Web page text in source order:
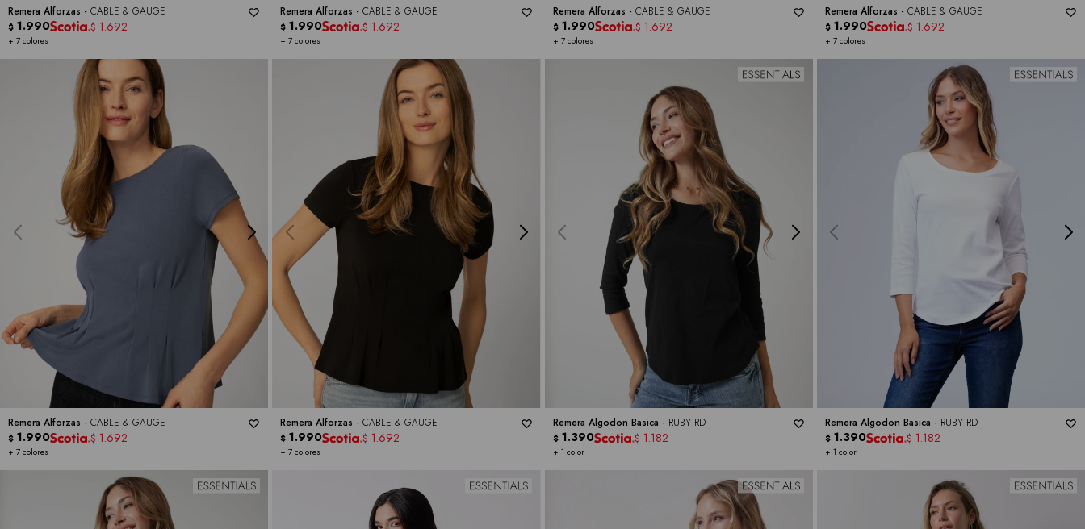
Remera Alforzas - CABLE & GAUGE
+ 7 colores
$ 1.990 $ 1.692
Remera Alforzas -CABLE & GAUGE
+ 7 colores
$ 1.990 $ 1.692
Remera Alforzas - CABLE & GAUGE
+ 7 colores
$ 1.990 $ 1.692
Remera Alforzas - CABLE & GAUGE
+ 7 colores
$ 1.990 $ 1.692
Remera Alforzas - CABLE & GAUGE
+ 7 colores
$ 1.990 $ 1.692
Remera Alforzas -CABLE & GAUGE
+ 7 colores
$ 1.990 $ 1.692
Remera Algodon Basica - RUBY RD
+ 1 color
$ 1.390 $ 1.182
Remera Algodon Basica - RUBY RD
+ 1 color
$ 1.390 $ 1.182